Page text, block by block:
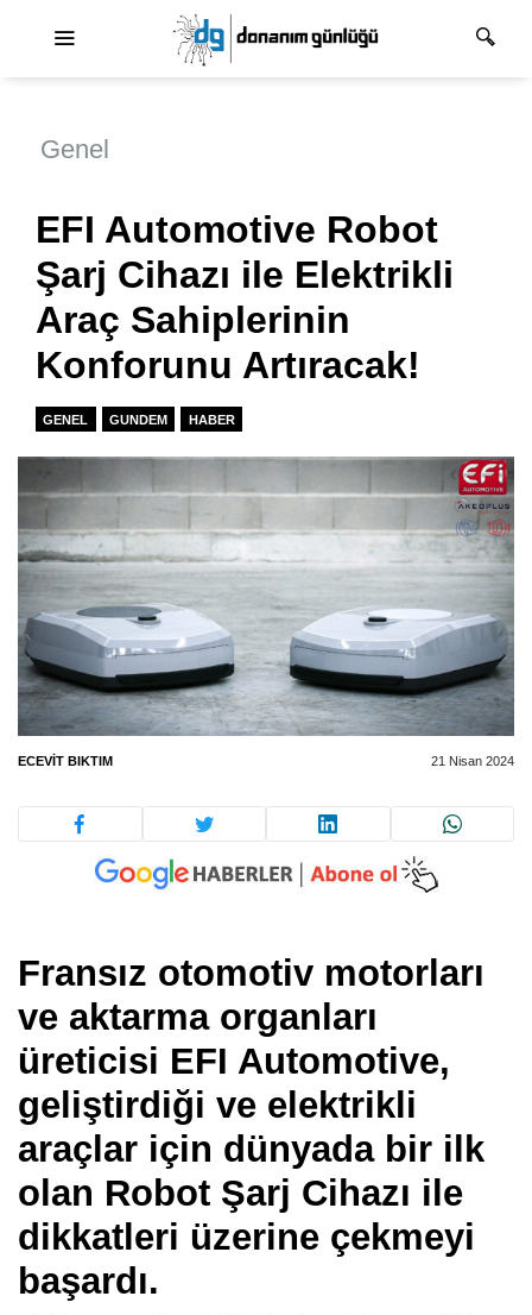
Genel
EFI Automotive Robot
Şarj Cihazı ile Elektrikli
Araç Sahiplerinin
Konforunu Artıracak!
GENEL GUNDEM HABER
ECEVIT BIKTIM 21 Nisan 2024
Fransız otomotiv motorları
ve aktarma organları
üreticisi EFI Automotive,
geliştirdiği ve elektrikli
araçlar için dünyada bir ilk
olan Robot Şarj Cihazı ile
dikkatleri üzerine çekmeyi
başardı.